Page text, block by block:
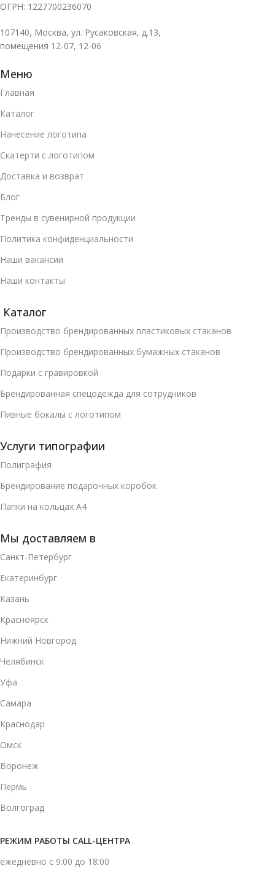
ОГРН: 1227700236070
107140, Москва, ул. Русаковская, д.13,
помещения 12-07, 12-06
Меню
Главная
Каталог
Нанесение логотипа
Скатерти с логотипом
Доставка и возврат
Блог
Тренды в сувенирной продукции
Политика конфиденциальности
Наши вакансии
Наши контакты
Каталог
Производство брендированных пластиковых стаканов
Производство брендированных бумажных стаканов
Подарки с гравировкой
Брендированная спецодежда для сотрудников
Пивные бокалы с логотипом
Услуги типографии
Полиграфия
Брендирование подарочных коробок
Папки на кольцах А4
Мы доставляем в
Санкт-Петербург
Екатеринбург
Казань
Красноярск
Нижний Новгород
Челябинск
Уфа
Самара
Краснодар
Омск
Воронеж
Пермь
Волгоград
РЕЖИМ РАБОТЫ CALL-ЦЕНТРА
ежедневно с 9:00 до 18:00